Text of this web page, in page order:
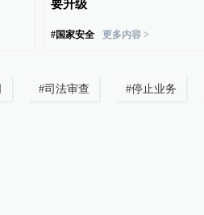
要升级
#国家安全 更多内容 >
#司法审查 #停止业务